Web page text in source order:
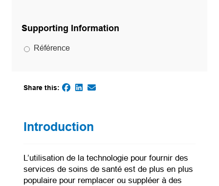
Supporting Information
Référence
Share this:
(opens in a new tab)
(opens in a new tab)
(opens default email app)
(opens in a new tab)
Introduction
L’utilisation de la technologie pour fournir des
services de soins de santé est de plus en plus
populaire pour remplacer ou suppléer à des